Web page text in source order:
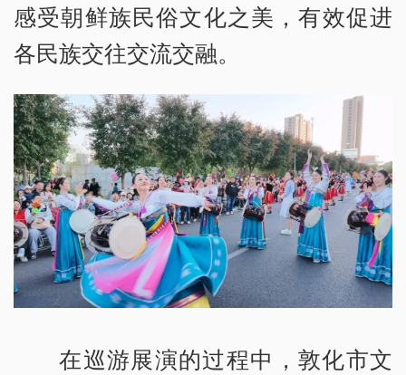
感受朝鲜族民俗文化之美，有效促进
各民族交往交流交融。
在巡游展演的过程中，敦化市文